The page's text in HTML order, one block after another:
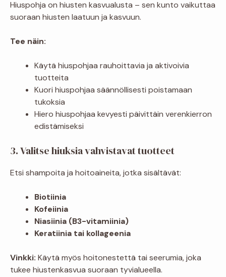
Hiuspohja on hiusten kasvualusta – sen kunto vaikuttaa
suoraan hiusten laatuun ja kasvuun.
Tee näin:
Käytä hiuspohjaa rauhoittavia ja aktivoivia
tuotteita
Kuori hiuspohjaa säännöllisesti poistamaan
tukoksia
Hiero hiuspohjaa kevyesti päivittäin verenkierron
edistämiseksi
3. Valitse hiuksia vahvistavat tuotteet
Etsi shampoita ja hoitoaineita, jotka sisältävät:
Biotiinia
Kofeiinia
Niasiinia (B3-vitamiinia)
Keratiinia tai kollageenia
Vinkki: Käytä myös hoitonestettä tai seerumia, joka
tukee hiustenkasvua suoraan tyvialueella.